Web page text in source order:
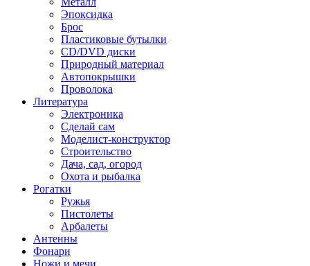
Эпоксидка
Брос
Пластиковые бутылки
CD/DVD диски
Природный материал
Автопокрышки
Проволока
Литература
Электроника
Сделай сам
Моделист-конструктор
Строительство
Дача, сад, огород
Охота и рыбалка
Рогатки
Ружья
Пистолеты
Арбалеты
Антенны
Фонари
Ножи и мечи